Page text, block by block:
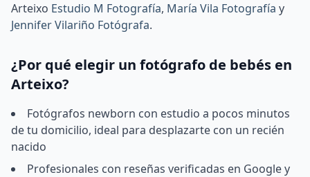
Arteixo Estudio M Fotografía, María Vila Fotografía y
Jennifer Vilariño Fotógrafa.
¿Por qué elegir un fotógrafo de bebés en
Arteixo?
Fotógrafos newborn con estudio a pocos minutos
de tu domicilio, ideal para desplazarte con un recién
nacido
Profesionales con reseñas verificadas en Google y